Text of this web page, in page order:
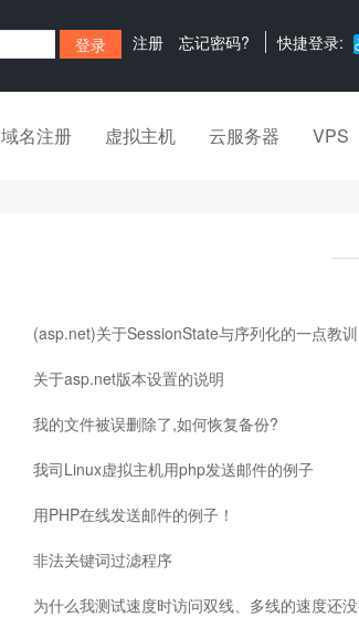
注册 忘记密码? 快捷登录:
域名注册 虚拟主机 云服务器 VPS
(asp.net)关于SessionState与序列化的一点教训
关于asp.net版本设置的说明
我的文件被误删除了,如何恢复备份?
我司Linux虚拟主机用php发送邮件的例子
用PHP在线发送邮件的例子！
非法关键词过滤程序
为什么我测试速度时访问双线、多线的速度还